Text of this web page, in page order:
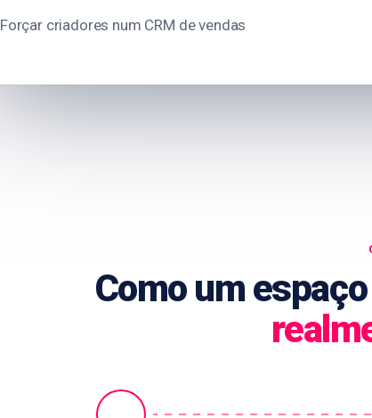
Forçar criadores num CRM de vendas
Como um